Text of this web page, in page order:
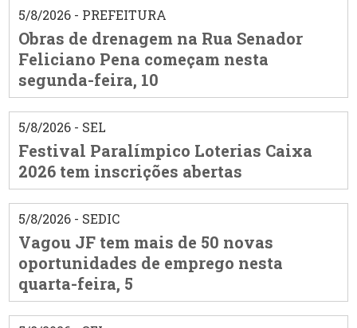
5/8/2026 - PREFEITURA
Obras de drenagem na Rua Senador
Feliciano Pena começam nesta
segunda-feira, 10
5/8/2026 - SEL
Festival Paralímpico Loterias Caixa
2026 tem inscrições abertas
5/8/2026 - SEDIC
Vagou JF tem mais de 50 novas
oportunidades de emprego nesta
quarta-feira, 5